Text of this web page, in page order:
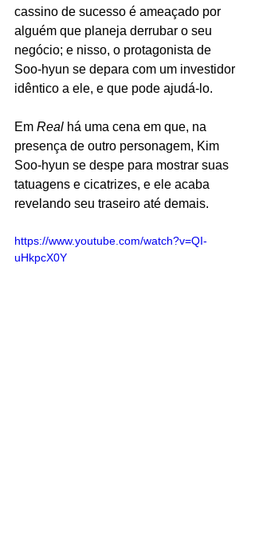
cassino de sucesso é ameaçado por
alguém que planeja derrubar o seu
negócio; e nisso, o protagonista de
Soo-hyun se depara com um investidor
idêntico a ele, e que pode ajudá-lo.
Em Real há uma cena em que, na
presença de outro personagem, Kim
Soo-hyun se despe para mostrar suas
tatuagens e cicatrizes, e ele acaba
revelando seu traseiro até demais.
https://www.youtube.com/watch?v=QI-
uHkpcX0Y